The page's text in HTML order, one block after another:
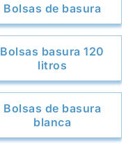
Bolsas de basura
Bolsas basura 120
litros
Bolsas de basura
blanca